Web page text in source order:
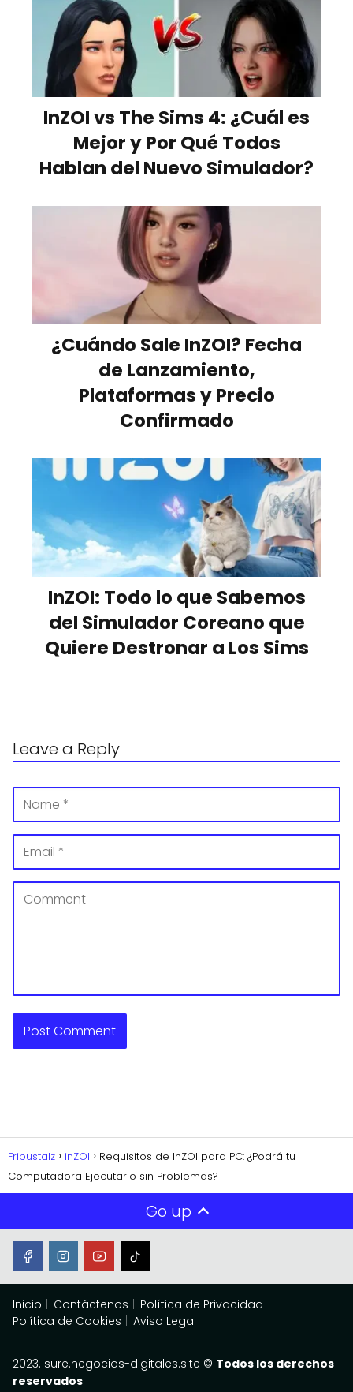
InZOI vs The Sims 4: ¿Cuál es
Mejor y Por Qué Todos
Hablan del Nuevo Simulador?
¿Cuándo Sale InZOI? Fecha
de Lanzamiento,
Plataformas y Precio
Confirmado
InZOI: Todo lo que Sabemos
del Simulador Coreano que
Quiere Destronar a Los Sims
Leave a Reply
Fribustalz inZOI
Requisitos de InZOI para PC: ¿Podrá tu
Computadora Ejecutarlo sin Problemas?
Go up
Inicio Contáctenos
Política de Privacidad
Política de Cookies
Aviso Legal
2023. sure.negocios-digitales.site © Todos los derechos
reservados